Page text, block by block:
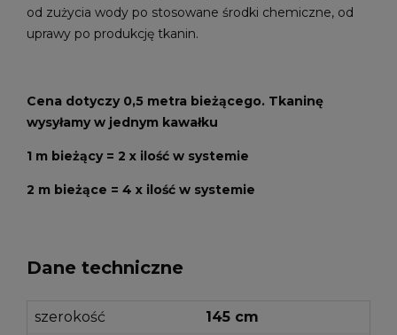
od zużycia wody po stosowane środki chemiczne, od
uprawy po produkcję tkanin.
Cena dotyczy 0,5 metra bieżącego. Tkaninę
wysyłamy w jednym kawałku
1 m bieżący = 2 x ilość w systemie
2 m bieżące = 4 x ilość w systemie
Dane techniczne
szerokość
145 cm